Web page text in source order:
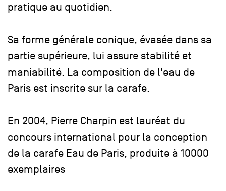
pratique au quotidien.
Sa forme générale conique, évasée dans sa
partie supérieure, lui assure stabilité et
maniabilité. La composition de l'eau de
Paris est inscrite sur la carafe.
En 2004, Pierre Charpin est lauréat du
concours international pour la conception
de la carafe Eau de Paris, produite à 10000
exemplaires